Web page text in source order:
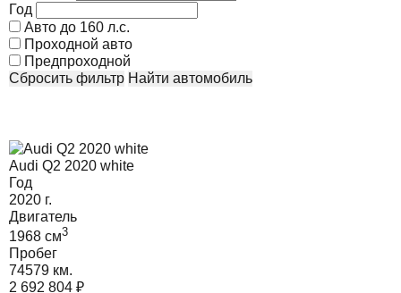
Год
Авто до 160 л.с.
Проходной авто
Предпроходной
Сбросить фильтр
Найти автомобиль
Audi Q2 2020 white
Год
2020 г.
Двигатель
1968 cм3
Пробег
74579 км.
2 692 804 ₽